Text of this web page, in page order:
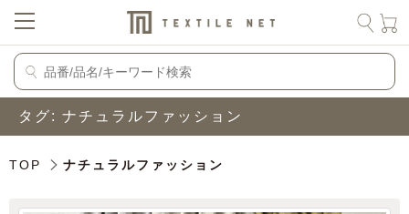
タグ: ナチュラルファッション
TOP ナチュラルファッション